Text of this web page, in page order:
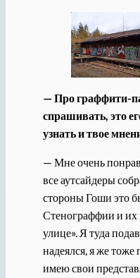
— Про граффити-
спрашивать, это
узнать и твое
— Мне очень
все аутсайдеры
стороны Гоши это
Стенограффии и их
улице». Я туда
надеялся, я же
имею свои